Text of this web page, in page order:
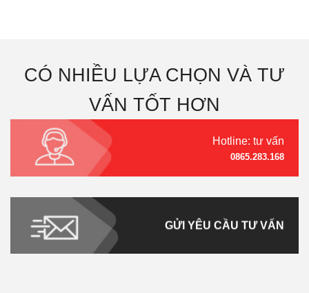
CÓ NHIỀU LỰA CHỌN VÀ TƯ
VẤN TỐT HƠN
Hotline: tư vấn
0865.283.168
GỬI YÊU CẦU TƯ VẤN